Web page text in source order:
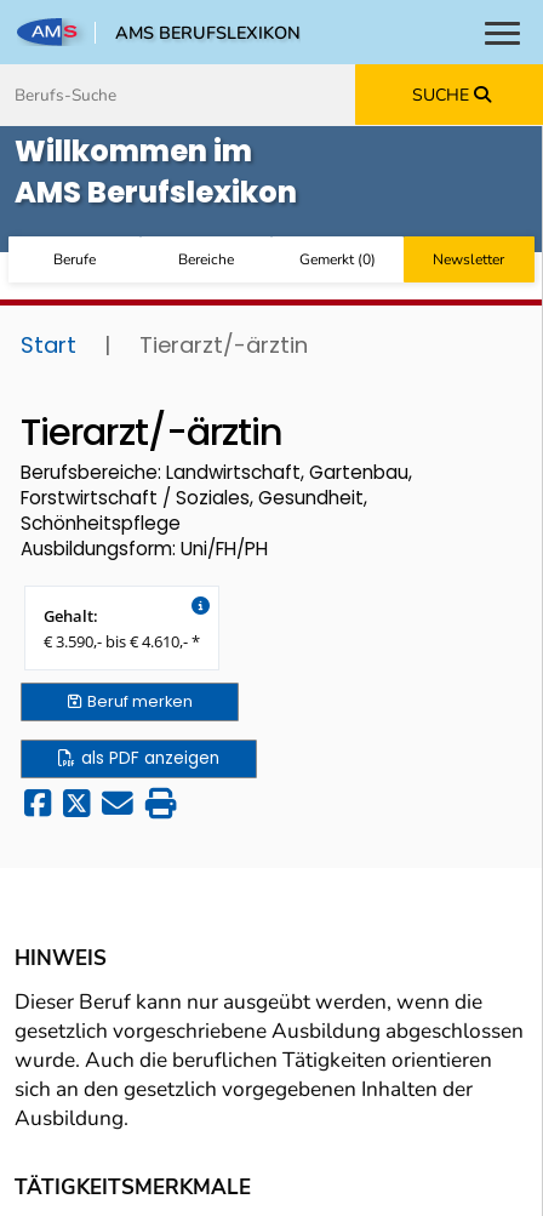
AMS BERUFSLEXIKON
SUCHE
Willkommen im
AMS Berufslexikon
Berufe Bereiche Gemerkt(0) Newsletter
Start | Tierarzt/-ärztin
Tierarzt/-ärztin
Berufsbereiche: Landwirtschaft, Gartenbau,
Forstwirtschaft / Soziales, Gesundheit,
Schönheitspflege
Ausbildungsform: Uni/FH/PH
Gehalt:
€ 3.590,- bis € 4.610,- *
Berufmerken
als PDF anzeigen
HINWEIS
Dieser Beruf kann nur ausgeübt werden, wenn die
gesetzlich vorgeschriebene Ausbildung abgeschlossen
wurde. Auch die beruflichen Tätigkeiten orientieren
sich an den gesetzlich vorgegebenen Inhalten der
Ausbildung.
TÄTIGKEITSMERKMALE